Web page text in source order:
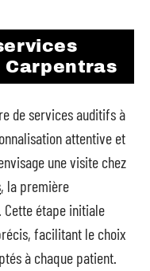
Carpentras
de services auditifs à
attentive et
une visite chez
, la première
étape initiale
facilitant le choix
à chaque patient.